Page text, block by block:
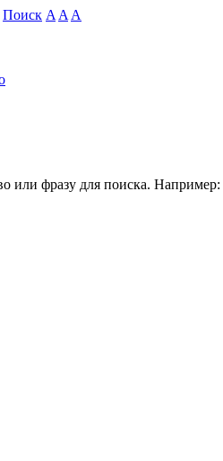
Поиск A A A
или фразу для поиска. Например: